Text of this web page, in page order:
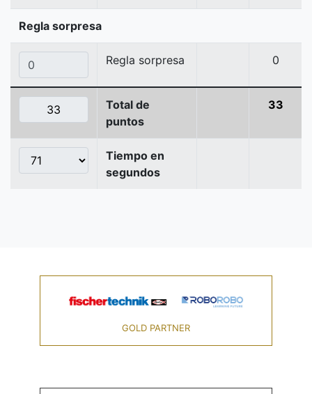
Regla sorpresa
Regla sorpresa 0
Total de
puntos
33
Tiempo en
segundos
GOLD PARTNER